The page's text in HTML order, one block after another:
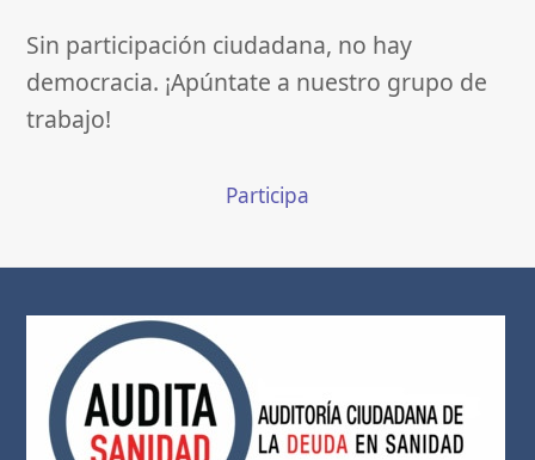
Sin participación ciudadana, no hay
democracia. ¡Apúntate a nuestro grupo de
trabajo!
Participa